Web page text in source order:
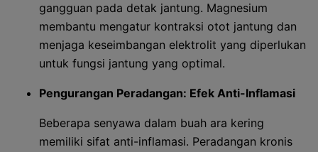
gangguan pada detak jantung. Magnesium
membantu mengatur kontraksi otot jantung dan
menjaga keseimbangan elektrolit yang diperlukan
untuk fungsi jantung yang optimal.
Pengurangan Peradangan: Efek Anti-Inflamasi
Beberapa senyawa dalam buah ara kering
memiliki sifat anti-inflamasi. Peradangan kronis